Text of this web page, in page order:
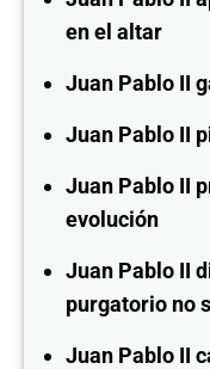
en el altar
Juan Pablo II
Juan Pablo II
Juan Pablo II
evolución
Juan Pablo II
purgatorio no
Juan Pablo II